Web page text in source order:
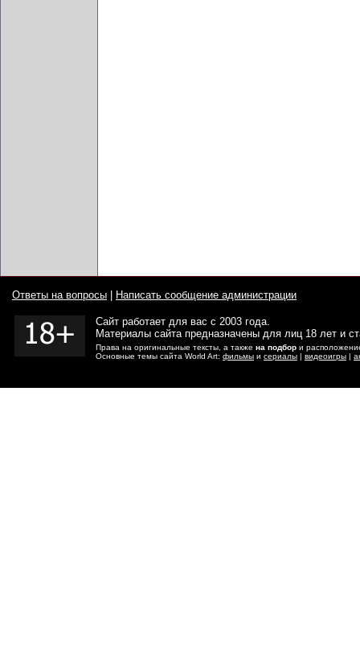
Ответы на вопросы Написать сообщение администрации
Сайт работает для вас с 2003 года.
Материалы сайта предназначены для лиц 18 лет и
Права на оригинальные тексты, а также на подбор и
Основные темы сайта World Art: фильмы и сериалы | видеоигры |